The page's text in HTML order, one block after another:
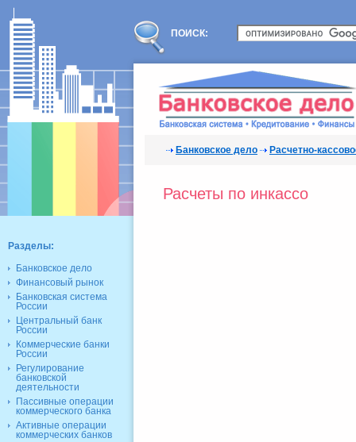
ПОИСК:
Банковское дело Расчетно-
Расчеты по инкассо
Разделы:
Банковское дело
Финансовый рынок
Банковская система
России
Центральный банк
России
Коммерческие банки
России
Регулирование
банковской
деятельности
Пассивные операции
коммерческого банка
Активные операции
коммерческих банков